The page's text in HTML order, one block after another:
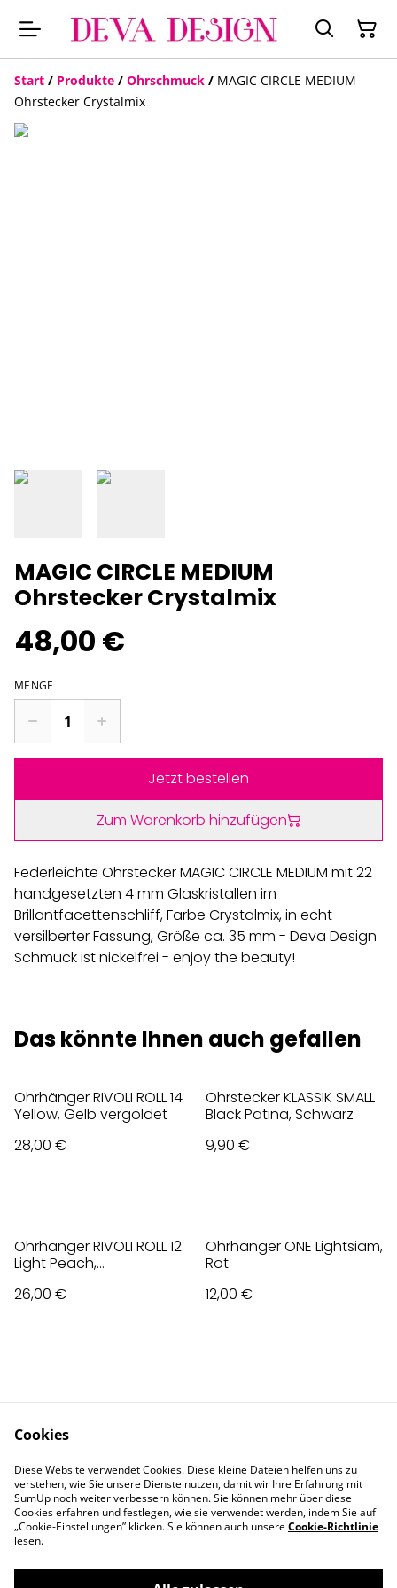
Start / Produkte / Ohrschmuck / MAGIC CIRCLE MEDIUM
Ohrstecker Crystalmix
MAGIC CIRCLE MEDIUM
Ohrstecker Crystalmix
48,00 €
MENGE
Jetzt bestellen
Zum Warenkorb hinzufügen
Federleichte Ohrstecker MAGIC CIRCLE MEDIUM mit 22
handgesetzten 4 mm Glaskristallen im
Brillantfacettenschliff, Farbe Crystalmix, in echt
versilberter Fassung, Größe ca. 35 mm - Deva Design
Schmuck ist nickelfrei - enjoy the beauty!
Das könnte Ihnen auch gefallen
Ohrhänger RIVOLI ROLL 14
Yellow, Gelb vergoldet
28,00 €
Ohrstecker KLASSIK SMALL
Black Patina, Schwarz
9,90 €
Ohrhänger RIVOLI ROLL 12
Light Peach,
26,00 €
Ohrhänger ONE Lightsiam,
Rot
12,00 €
Privacy Policy
Cookie Policy
Impressum
Cookies
Diese Website verwendet Cookies. Diese kleine Dateien helfen uns zu
verstehen, wie Sie unsere Dienste nutzen, damit wir Ihre Erfahrung mit
SumUp noch weiter verbessern können. Sie können mehr über diese
Cookies erfahren und festlegen, wie sie verwendet werden, indem Sie auf
„Cookie-Einstellungen” klicken. Sie können auch unsereCookie-Richtlinie
lesen.